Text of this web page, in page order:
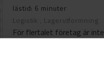
lästid: 6 minuter
Logistik , Lagerutformning
För flertalet företag är